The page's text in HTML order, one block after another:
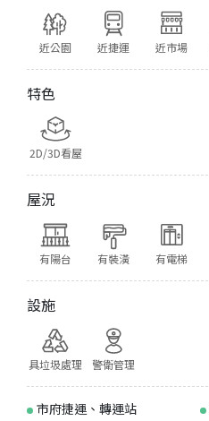
近公園 近捷運 近市場
特色
2D/3D看屋
屋況
有陽台 有裝潢 有電梯
設施
具垃圾處理 警衛管理
市府捷運、轉運站